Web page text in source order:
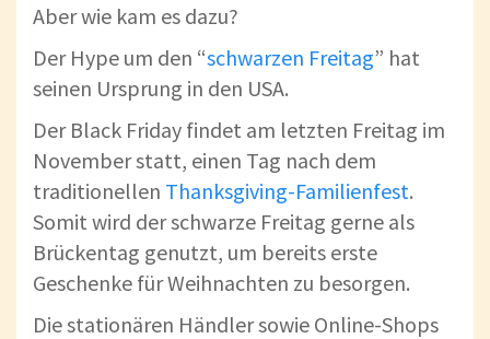
Aber wie kam es dazu?
Der Hype um den “schwarzen Freitag” hat
seinen Ursprung in den USA.
Der Black Friday findet am letzten Freitag im
November statt, einen Tag nach dem
traditionellen Thanksgiving-Familienfest.
Somit wird der schwarze Freitag gerne als
Brückentag genutzt, um bereits erste
Geschenke für Weihnachten zu besorgen.
Die stationären Händler sowie Online-Shops